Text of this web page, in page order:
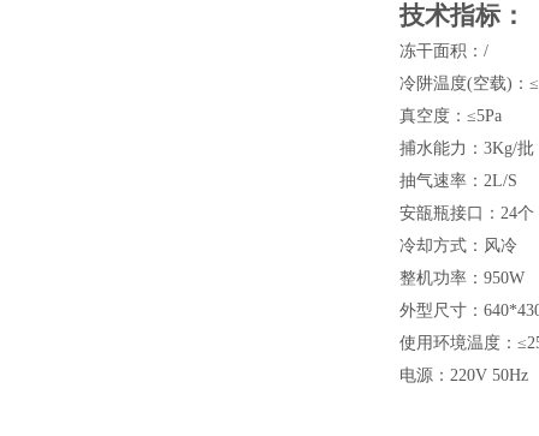
技术指标：
冻干面积： /
冷阱温度(空载)：
真空度： ≤5Pa
捕水能力： 3Kg/批
抽气速率： 2L/S
安瓿瓶接口： 24个
冷却方式：风冷
整机功率： 950W
外型尺寸： 640*43
使用环境温度：
电源： 220V 50Hz